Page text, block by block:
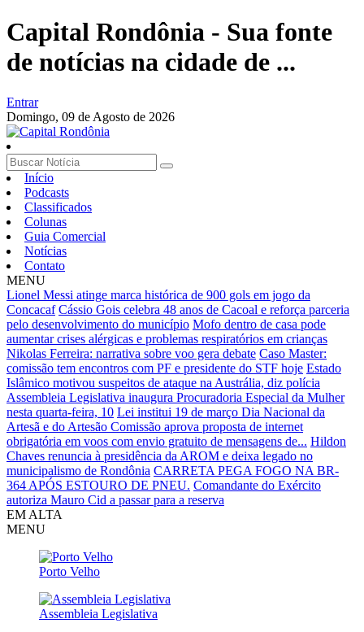
Capital Rondônia - Sua fonte
de notícias na cidade de ...
Entrar
Domingo, 09 de Agosto de 2026
Início
Podcasts
Classificados
Colunas
Guia Comercial
Notícias
Contato
MENU
Lionel Messi atinge marca histórica de 900 gols em jogo da
Concacaf Cássio Gois celebra 48 anos de Cacoal e reforça parceria
pelo desenvolvimento do município Mofo dentro de casa pode
aumentar crises alérgicas e problemas respiratórios em crianças
Nikolas Ferreira: narrativa sobre voo gera debate Caso Master:
comissão tem encontros com PF e presidente do STF hoje Estado
Islâmico motivou suspeitos de ataque na Austrália, diz polícia
Assembleia Legislativa inaugura Procuradoria Especial da Mulher
nesta quarta-feira, 10 Lei institui 19 de março Dia Nacional da
Artesã e do Artesão Comissão aprova proposta de internet
obrigatória em voos com envio gratuito de mensagens de... Hildon
Chaves renuncia à presidência da AROM e deixa legado no
municipalismo de Rondônia CARRETA PEGA FOGO NA BR-
364 APÓS ESTOURO DE PNEU. Comandante do Exército
autoriza Mauro Cid a passar para a reserva
EM ALTA
MENU
Porto Velho
Assembleia Legislativa